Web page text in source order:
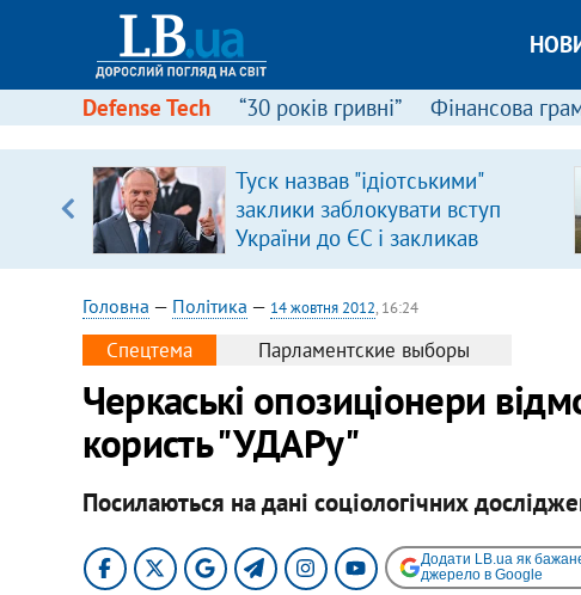
Defense Tech “30 років гривні” Фінансова
Туск назвав "ідіотськими"
заклики заблокувати вступ
України до ЄС і закликав
припинити антиукраїнську
риторику
Головна — Політика — 14 жовтня 2012, 16:24
Спецтема Парламентские выборы
Черкаські опозиціонери
користь "УДАРу"
Посилаються на дані соціологічних
Додати LB.ua як
джерело в Google